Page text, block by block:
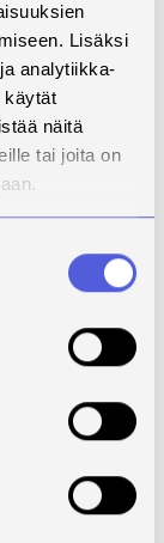
Lisäksi
analytiikka-
käytät
näitä
tai joita on
siihen, että
tukee
ja